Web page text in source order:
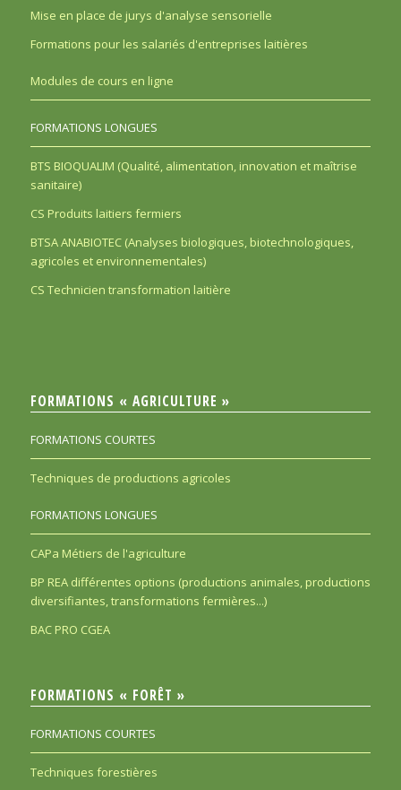
Mise en place de jurys d'analyse sensorielle
Formations pour les salariés d'entreprises laitières
Modules de cours en ligne
FORMATIONS LONGUES
BTS BIOQUALIM (Qualité, alimentation, innovation et maîtrise
sanitaire)
CS Produits laitiers fermiers
BTSA ANABIOTEC (Analyses biologiques, biotechnologiques,
agricoles et environnementales)
CS Technicien transformation laitière
FORMATIONS « AGRICULTURE »
FORMATIONS COURTES
Techniques de productions agricoles
FORMATIONS LONGUES
CAPa Métiers de l'agriculture
BP REA différentes options (productions animales, productions
diversifiantes, transformations fermières...)
BAC PRO CGEA
FORMATIONS « FORÊT »
FORMATIONS COURTES
Techniques forestières